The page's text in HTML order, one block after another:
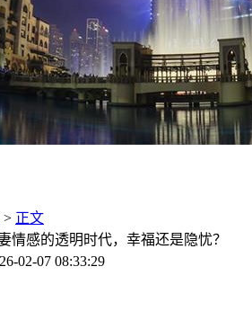
> 正文
情感的透明时代，幸福还是隐忧？
02-07 08:33:29